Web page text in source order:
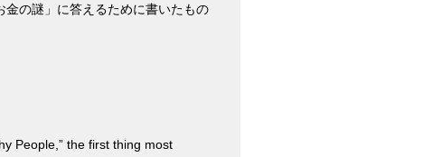
の謎」に答えるために書いたもの
People,” the first thing most